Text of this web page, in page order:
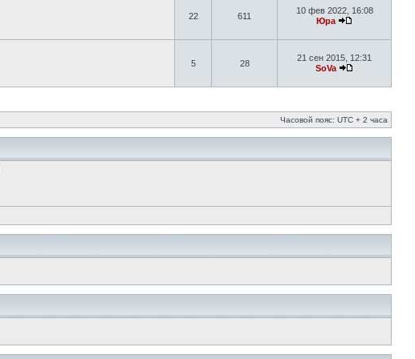
22 611
10 фев 2022, 16:08
Юра
5 28
21 сен 2015, 12:31
SoVa
Часовой пояс: UTC + 2 часа